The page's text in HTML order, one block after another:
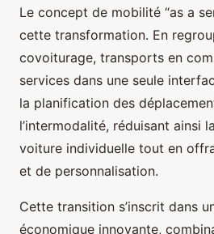
Le concept de mobilité “as a
cette transformation. En
covoiturage, transports en
services dans une seule
la planification des
l’intermodalité, réduisant ainsi
voiture individuelle tout en
et de personnalisation.
Cette transition s’inscrit dans
économique innovante,